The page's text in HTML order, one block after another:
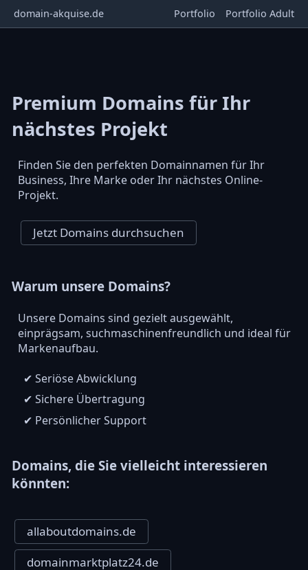
domain-akquise.de Portfolio Portfolio Adult
Premium Domains für Ihr
nächstes Projekt
Finden Sie den perfekten Domainnamen für Ihr
Business, Ihre Marke oder Ihr nächstes Online-
Projekt.
Jetzt Domains durchsuchen
Warum unsere Domains?
Unsere Domains sind gezielt ausgewählt,
einprägsam, suchmaschinenfreundlich und ideal für
Markenaufbau.
✔ Seriöse Abwicklung
✔ Sichere Übertragung
✔ Persönlicher Support
Domains, die Sie vielleicht interessieren
könnten:
allaboutdomains.de
domainmarktplatz24.de